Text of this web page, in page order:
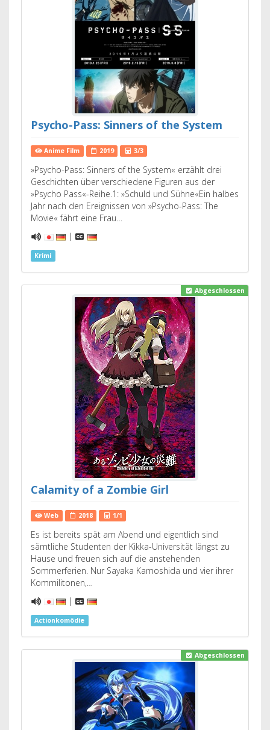
Psycho-Pass: Sinners of the System
Anime Film 2019 3/3
»Psycho-Pass: Sinners of the System« erzählt drei
Geschichten über verschiedene Figuren aus der
»Psycho Pass«-Reihe.1: »Schuld und Sühne«Ein halbes
Jahr nach den Ereignissen von »Psycho-Pass: The
Movie« fährt eine Frau…
|
Krimi
Abgeschlossen
Calamity of a Zombie Girl
Web 2018 1/1
Es ist bereits spät am Abend und eigentlich sind
sämtliche Studenten der Kikka-Universität längst zu
Hause und freuen sich auf die anstehenden
Sommerferien. Nur Sayaka Kamoshida und vier ihrer
Kommilitonen,…
|
Actionkomödie
Abgeschlossen